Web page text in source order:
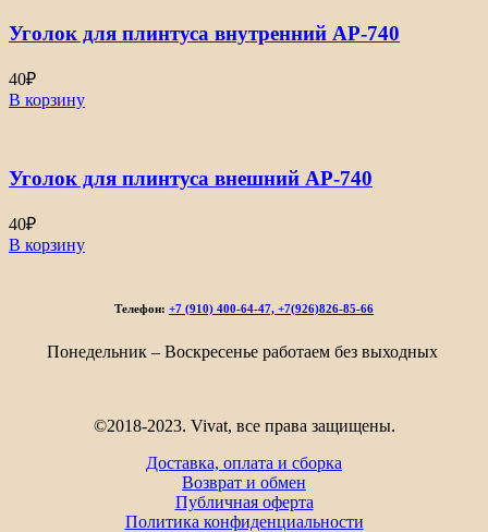
Уголок для плинтуса внутренний АР-740
40₽
В корзину
Уголок для плинтуса внешний АР-740
40₽
В корзину
Телефон: +7 (910) 400-64-47, +7(926)826-85-66
Понедельник – Воскресенье работаем без выходных
©2018-2023. Vivat, все права защищены.
Доставка, оплата и сборка
Возврат и обмен
Публичная оферта
Политика конфиденциальности